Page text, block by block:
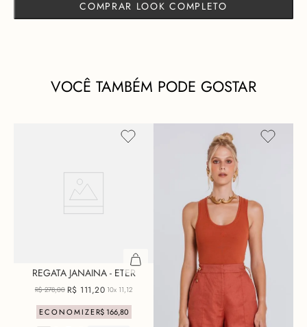
COMPRAR LOOK COMPLETO
VOCÊ TAMBÉM PODE GOSTAR
REGATA JANAINA - ETER
R$ 278,00 R$ 111,20 10x 11,12
ECONOMIZER$ 166,80